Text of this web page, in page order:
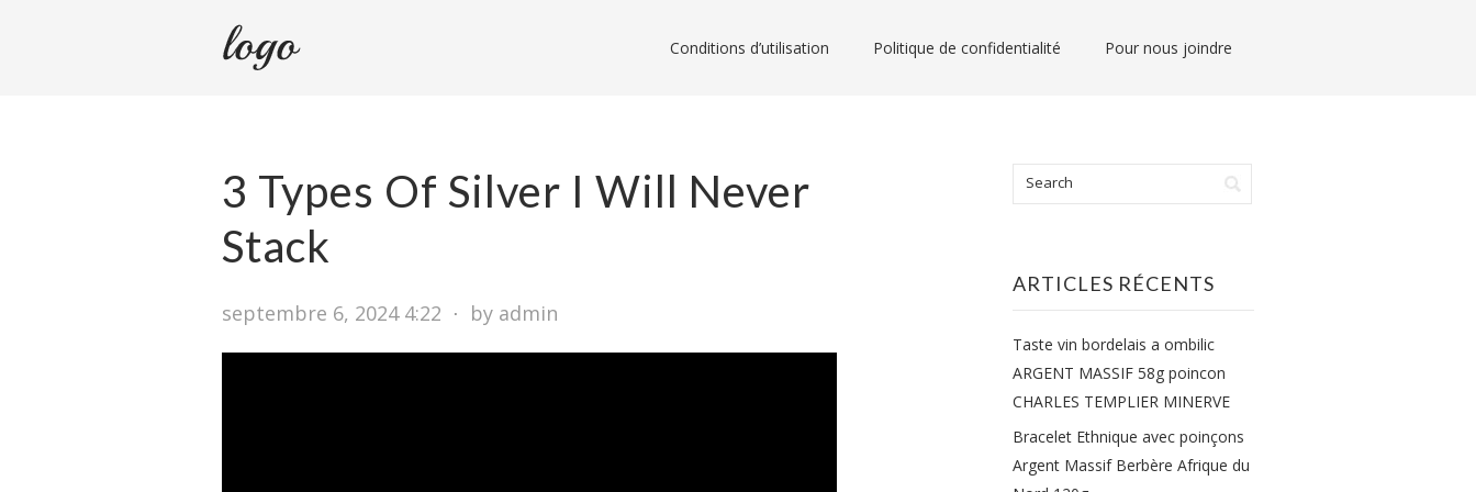
Conditions d’utilisation Politique de confidentialité Pour nous joindre
3 Types Of Silver I Will Never
Stack
septembre 6, 2024 4:22 ⋅ by admin
ARTICLES RÉCENTS
Taste vin bordelais a ombilic
ARGENT MASSIF 58g poincon
CHARLES TEMPLIER MINERVE
Bracelet Ethnique avec poinçons
Argent Massif Berbère Afrique du